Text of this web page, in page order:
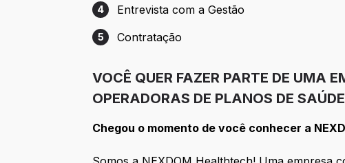
Etapa 4: Entrevista com a Gestão
4 Entrevista com a Gestão
Etapa 5: Contratação
5 Contratação
VOCÊ QUER FAZER PARTE DE UMA
OPERADORAS DE PLANOS DE
Chegou o momento de você conhecer a